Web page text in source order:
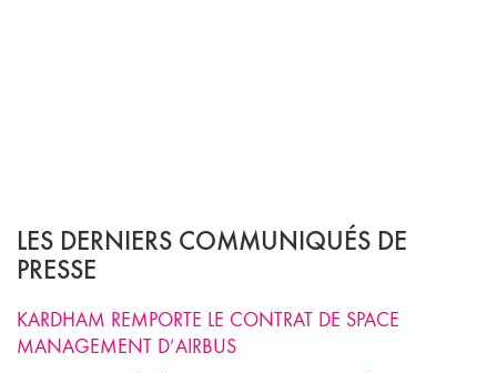
LES DERNIERS COMMUNIQUÉS DE
PRESSE
KARDHAM REMPORTE LE CONTRAT DE SPACE
MANAGEMENT D’AIRBUS